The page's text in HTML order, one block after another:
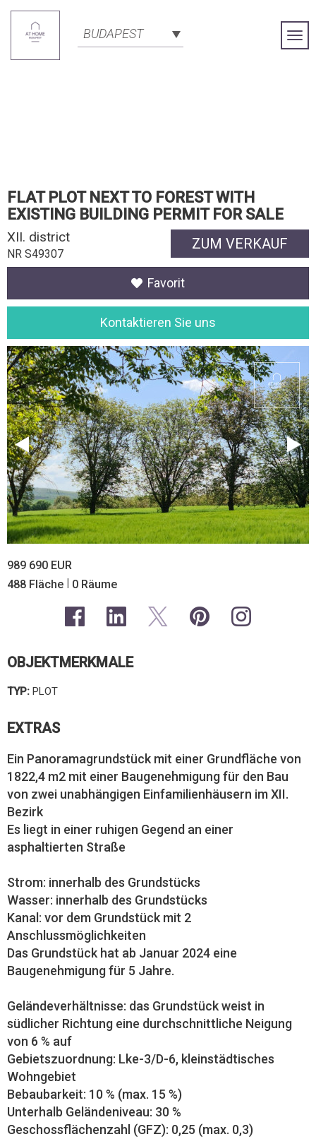
BUDAPEST
FLAT PLOT NEXT TO FOREST WITH
EXISTING BUILDING PERMIT FOR SALE
ZUM VERKAUF
XII. district
NR S49307
Favorit
Kontaktieren Sie uns
989 690 EUR
488 Fläche | 0 Räume
OBJEKTMERKMALE
TYP: PLOT
EXTRAS
Ein Panoramagrundstück mit einer Grundfläche von
1822,4 m2 mit einer Baugenehmigung für den Bau
von zwei unabhängigen Einfamilienhäusern im XII.
Bezirk
Es liegt in einer ruhigen Gegend an einer
asphaltierten Straße
Strom: innerhalb des Grundstücks
Wasser: innerhalb des Grundstücks
Kanal: vor dem Grundstück mit 2
Anschlussmöglichkeiten
Das Grundstück hat ab Januar 2024 eine
Baugenehmigung für 5 Jahre.
Geländeverhältnisse: das Grundstück weist in
südlicher Richtung eine durchschnittliche Neigung
von 6 % auf
Gebietszuordnung: Lke-3/D-6, kleinstädtisches
Wohngebiet
Bebaubarkeit: 10 % (max. 15 %)
Unterhalb Geländeniveau: 30 %
Geschossflächenzahl (GFZ): 0,25 (max. 0,3)